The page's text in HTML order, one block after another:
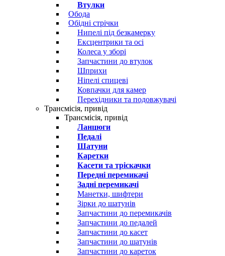
Втулки
Обода
Обідні стрічки
Нипелі під безкамерку
Ексцентрики та осі
Колеса у зборі
Запчастини до втулок
Шприхи
Ніпелі спицеві
Ковпачки для камер
Перехідники та подовжувачі
Трансмісія, привід
Трансмісія, привід
Ланцюги
Педалі
Шатуни
Каретки
Касети та тріскачки
Передні перемикачі
Задні перемикачі
Манетки, шифтери
Зірки до шатунів
Запчастини до перемикачів
Запчастини до педалей
Запчастини до касет
Запчастини до шатунів
Запчастини до кареток